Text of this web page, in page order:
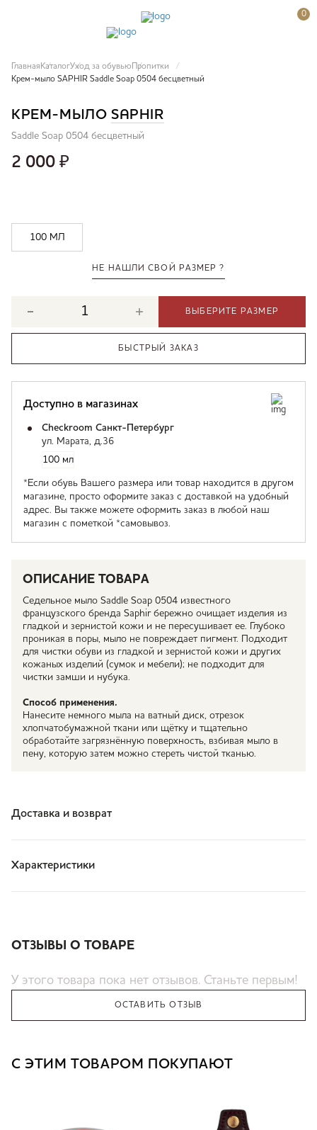
0
Главная КаталогУход за обувью Пропитки
Крем-мыло SAPHIR Saddle Soap 0504 бесцветный
КРЕМ-МЫЛО SAPHIR
Saddle Soap 0504 бесцветный
2 000 ₽
НЕ НАШЛИ СВОЙ РАЗМЕР ?
100 МЛ
ВЫБЕРИТЕ РАЗМЕР
БЫСТРЫЙ ЗАКАЗ
Доступно в магазинах
Checkroom Санкт-Петербург
ул. Марата, д.36
100 мл
*Если обувь Вашего размера или товар находится в другом
магазине, просто оформите заказ с доставкой на удобный
адрес. Вы также можете оформить заказ в любой наш
магазин с пометкой *самовывоз.
ОПИСАНИЕ ТОВАРА
Седельное мыло Saddle Soap 0504 известного
французского бренда Saphir бережно очищает изделия из
гладкой и зернистой кожи и не пересушивает ее. Глубоко
проникая в поры, мыло не повреждает пигмент. Подходит
для чистки обуви из гладкой и зернистой кожи и других
кожаных изделий (сумок и мебели); не подходит для
чистки замши и нубука.
Способ применения.
Нанесите немного мыла на ватный диск, отрезок
хлопчатобумажной ткани или щётку и тщательно
обработайте загрязнённую поверхность, взбивая мыло в
пену, которую затем можно стереть чистой тканью.
Доставка и возврат
Характеристики
ОТЗЫВЫ О ТОВАРЕ
У этого товара пока нет отзывов. Станьте первым!
ОСТАВИТЬ ОТЗЫВ
С ЭТИМ ТОВАРОМ ПОКУПАЮТ